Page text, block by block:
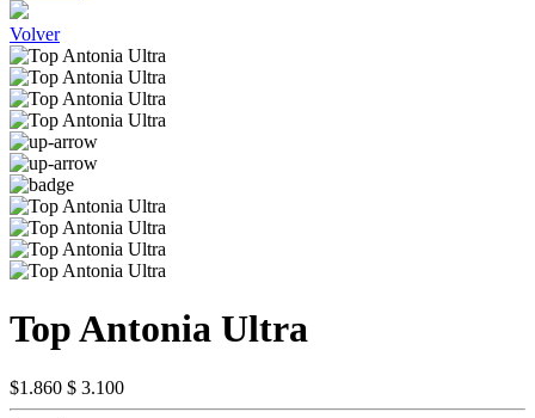
Volver
Top Antonia Ultra
$1.860 $ 3.100